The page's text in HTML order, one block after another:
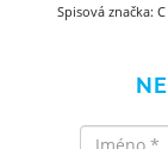
Spisová značka: